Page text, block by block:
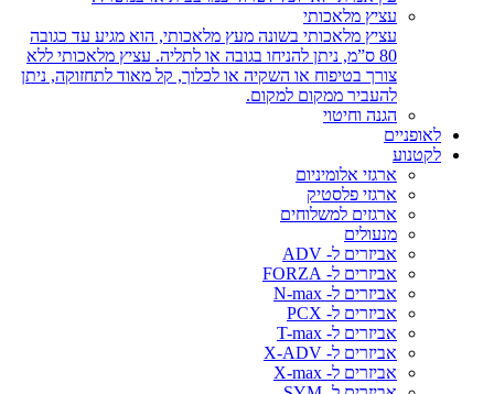
עציץ מלאכותי
עציץ מלאכותי בשונה מעץ מלאכותי, הוא מגיע עד כגובה
80 ס”מ, ניתן להניחו בגובה או לתליה. עציץ מלאכותי ללא
צורך בטיפוח או השקיה או לכלוך, קל מאוד לתחזוקה, ניתן
להעביר ממקום למקום.
הגנה וחיטוי
לאופניים
לקטנוע
ארגזי אלומיניום
ארגזי פלסטיק
ארגזים למשלוחים
מנעולים
אביזרים ל- ADV
אביזרים ל- FORZA
אביזרים ל- N-max
אביזרים ל- PCX
אביזרים ל- T-max
אביזרים ל- X-ADV
אביזרים ל- X-max